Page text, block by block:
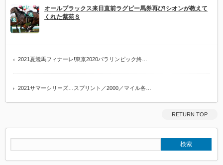
オールブラックス来日直前ラグビー馬券再び!シオンが教えて
くれた紫苑Ｓ
2021夏競馬フィナーレ!東京2020パラリンピック終…
2021サマーシリーズ…スプリント／2000／マイル各…
RETURN TOP